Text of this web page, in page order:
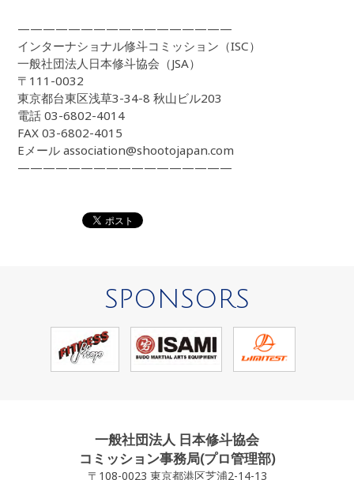
—————————————————
インターナショナル修斗コミッション（ISC）
一般社団法人日本修斗協会（JSA）
〒111-0032
東京都台東区浅草3-34-8 秋山ビル203
電話 03-6802-4014
FAX 03-6802-4015
Eメール association@shootojapan.com
—————————————————
SPONSORS
一般社団法人 日本修斗協会
コミッション事務局(プロ管理部)
〒108-0023 東京都港区芝浦2-14-13